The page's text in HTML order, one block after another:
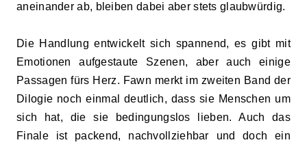
aneinander ab, bleiben dabei aber stets glaubwürdig.
Die Handlung entwickelt sich spannend, es gibt mit
Emotionen aufgestaute Szenen, aber auch einige
Passagen fürs Herz. Fawn merkt im zweiten Band der
Dilogie noch einmal deutlich, dass sie Menschen um
sich hat, die sie bedingungslos lieben. Auch das
Finale ist packend, nachvollziehbar und doch ein